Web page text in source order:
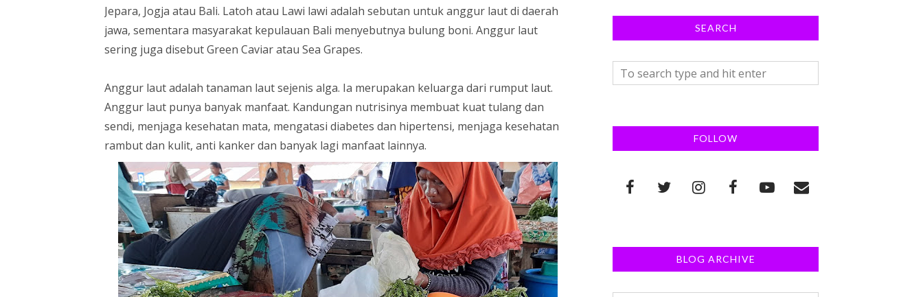
Jepara, Jogja atau Bali. Latoh atau Lawi lawi adalah sebutan untuk anggur laut di daerah
jawa, sementara masyarakat kepulauan Bali menyebutnya bulung boni. Anggur laut
sering juga disebut Green Caviar atau Sea Grapes.
Anggur laut adalah tanaman laut sejenis alga. Ia merupakan keluarga dari rumput laut.
Anggur laut punya banyak manfaat. Kandungan nutrisinya membuat kuat tulang dan
sendi, menjaga kesehatan mata, mengatasi diabetes dan hipertensi, menjaga kesehatan
rambut dan kulit, anti kanker dan banyak lagi manfaat lainnya.
SEARCH
FOLLOW
BLOG ARCHIVE